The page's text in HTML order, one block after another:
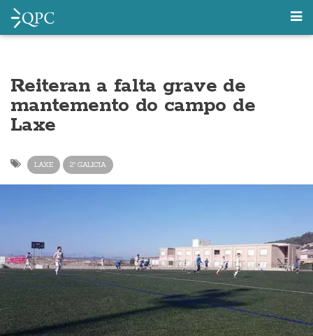
Reiteran a falta grave de
mantemento do campo de
Laxe
LAXE 2ª GALICIA